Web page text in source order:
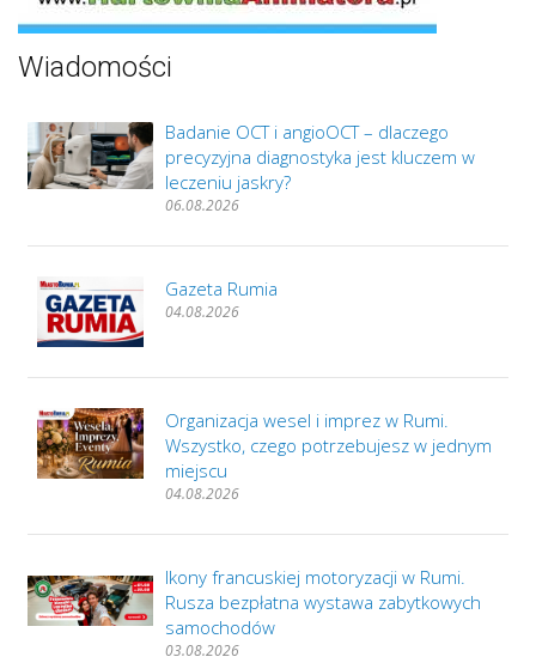
Wiadomości
Badanie OCT i angioOCT – dlaczego
precyzyjna diagnostyka jest kluczem w
leczeniu jaskry?
06.08.2026
Gazeta Rumia
04.08.2026
Organizacja wesel i imprez w Rumi.
Wszystko, czego potrzebujesz w jednym
miejscu
04.08.2026
Ikony francuskiej motoryzacji w Rumi.
Rusza bezpłatna wystawa zabytkowych
samochodów
03.08.2026